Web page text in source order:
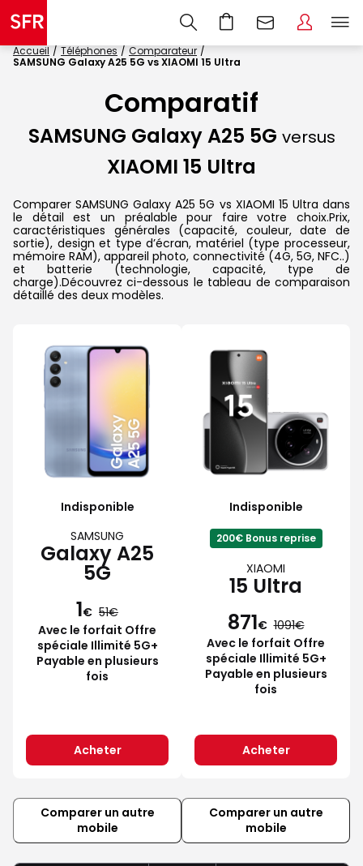
Accueil Téléphones
Comparateur
SAMSUNG Galaxy A25 5G vs XIAOMI 15 Ultra
Comparatif
SAMSUNG Galaxy A25 5G versus
XIAOMI 15 Ultra
Comparer SAMSUNG Galaxy A25 5G vs XIAOMI 15 Ultra dans
le détail est un préalable pour faire votre choix.Prix,
caractéristiques générales (capacité, couleur, date de
sortie), design et type d’écran, matériel (type processeur,
mémoire RAM), appareil photo, connectivité (4G, 5G, NFC..)
et batterie (technologie, capacité, type de
charge).Découvrez ci-dessous le tableau de comparaison
détaillé des deux modèles.
Indisponible
SAMSUNG
Galaxy A25
5G
1€ 51
Avec le forfait Offre
spéciale Illimité 5G+
Payable en plusieurs
fois
Acheter
Indisponible
200€ Bonus reprise
XIAOMI
15 Ultra
871€ 1091
Avec le forfait Offre
spéciale Illimité 5G+
Payable en plusieurs
fois
Acheter
Comparer un autre
mobile
Comparer un autre
mobile